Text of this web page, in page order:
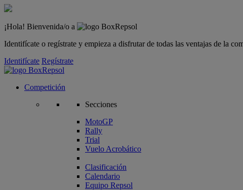
¡Hola! Bienvenida/o a
Identifícate o regístrate y empieza a disfrutar de todas las ventajas de la
Identifícate Regístrate
Competición
Secciones
MotoGP
Rally
Trial
Vuelo Acrobático
Clasificación
Calendario
Equipo Repsol